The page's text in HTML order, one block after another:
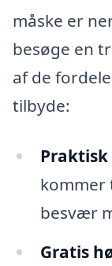
måske er
besøge en
af de
tilbyde:
kommer
besvær
Gratis